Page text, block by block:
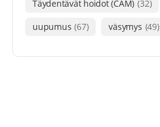
Täydentävät hoidot (CAM) (32)
uupumus (67) väsymys (49)